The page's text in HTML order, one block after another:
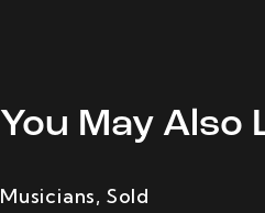
You May Also
Musicians, Sold